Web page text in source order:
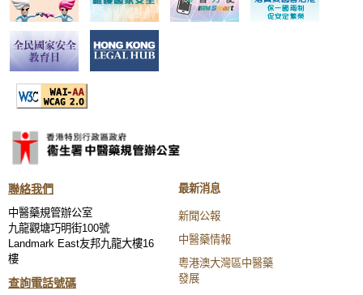
聯絡我們
中醫藥規管辦公室
九龍觀塘巧明街100號
Landmark East友邦九龍大樓16
樓
查詢電話號碼
最新消息
新聞公報
中醫藥情報
粵港澳大灣區中醫藥
發展